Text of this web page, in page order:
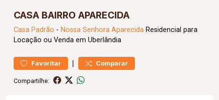
CASA BAIRRO APARECIDA
Casa Padrão - Nossa Senhora Aparecida Residencial para
Locação ou Venda em Uberlândia
Favoritar | Comparar
Compartilhe: